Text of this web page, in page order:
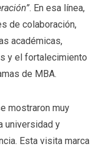
. En esa línea,
de colaboración,
académicas,
y el fortalecimiento
de MBA.
mostraron muy
universidad y
Esta visita marca